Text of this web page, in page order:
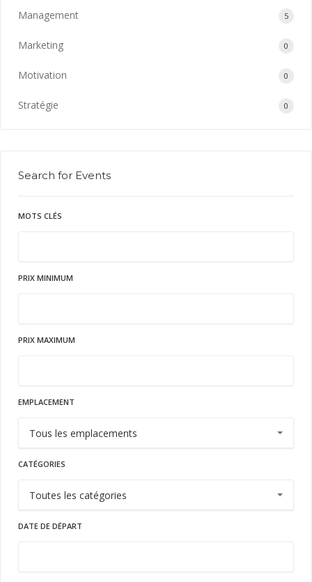
Management 5
Marketing 0
Motivation 0
Stratégie 0
Search for Events
MOTS CLÉS
PRIX MINIMUM
PRIX MAXIMUM
EMPLACEMENT
CATÉGORIES
DATE DE DÉPART